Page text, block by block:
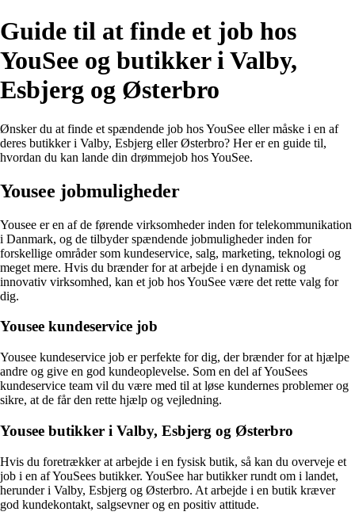
Guide til at finde et job hos
YouSee og butikker i Valby,
Esbjerg og Østerbro
Ønsker du at finde et spændende job hos YouSee eller måske i en af
deres butikker i Valby, Esbjerg eller Østerbro? Her er en guide til,
hvordan du kan lande din drømmejob hos YouSee.
Yousee jobmuligheder
Yousee er en af de førende virksomheder inden for telekommunikation
i Danmark, og de tilbyder spændende jobmuligheder inden for
forskellige områder som kundeservice, salg, marketing, teknologi og
meget mere. Hvis du brænder for at arbejde i en dynamisk og
innovativ virksomhed, kan et job hos YouSee være det rette valg for
dig.
Yousee kundeservice job
Yousee kundeservice job er perfekte for dig, der brænder for at hjælpe
andre og give en god kundeoplevelse. Som en del af YouSees
kundeservice team vil du være med til at løse kundernes problemer og
sikre, at de får den rette hjælp og vejledning.
Yousee butikker i Valby, Esbjerg og Østerbro
Hvis du foretrækker at arbejde i en fysisk butik, så kan du overveje et
job i en af YouSees butikker. YouSee har butikker rundt om i landet,
herunder i Valby, Esbjerg og Østerbro. At arbejde i en butik kræver
god kundekontakt, salgsevner og en positiv attitude.